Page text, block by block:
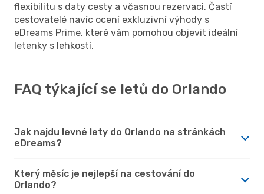
flexibilitu s daty cesty a včasnou rezervaci. Častí
cestovatelé navíc ocení exkluzivní výhody s
eDreams Prime, které vám pomohou objevit ideální
letenky s lehkostí.
FAQ týkající se letů do Orlando
Jak najdu levné lety do Orlando na stránkách
eDreams?
Který měsíc je nejlepší na cestování do
Orlando?